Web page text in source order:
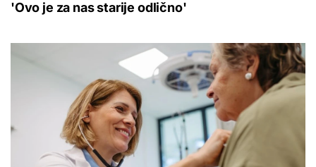
'Ovo je za nas starije odlično'